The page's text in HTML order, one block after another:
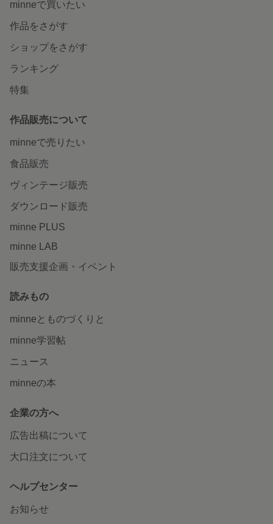
minneで買いたい
作品をさがす
ショップをさがす
ランキング
特集
作品販売について
minneで売りたい
食品販売
ヴィンテージ販売
ダウンロード販売
minne PLUS
minne LAB
販売支援企画・イベント
読みもの
minneとものづくりと
minne学習帖
ニュース
minneの本
企業の方へ
広告出稿について
大口注文について
ヘルプセンター
お知らせ